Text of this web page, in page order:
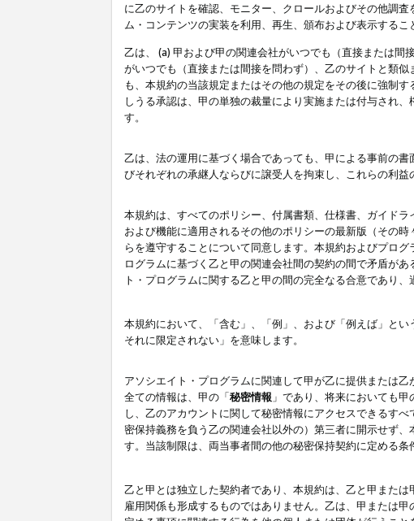
に乙のサイトを確認、モニター、クロールおよびその他調
ム・コンテンツの実装を利用、再生、頒布および表示する
乙は、 (a) 甲および甲の関連会社がいつでも（直接または
がいつでも（直接または間接を問わず）、乙のサイトと類
も、本規約の当該規定またはその他の規定をその後に強制
しうる承認は、甲の単独の裁量により実施または付与され
す。
乙は、法の運用に基づく場合であっても、甲による事前の
びそれぞれの承継人ならびに譲受人を拘束し、これらの利
本規約は、すべてのポリシー、付属書類、仕様書、ガイド
および機能に適用されるその他のポリシーの最新版（その
らを遵守することについて同意します。本規約およびプロ
ログラムに基づく乙と甲の関連会社間の契約の間で矛盾が
ト・プログラムに関する乙と甲の間の完全なる合意であり
本規約において、「含む」、「例」、および「例えば」と
それに限定されない」を意味します。
アソシエイト・プログラムに関連して甲が乙に提供または
全ての情報は、甲の「秘密情報 」であり、将来においても
し、乙のアカウントに関して秘密情報にアクセスできるす
密保持義務を負う乙の関連会社以外の）第三者に開示せず
す。当該制限は、両当事者間の他の秘密保持契約に定める
乙と甲とは独立した契約者であり、本規約は、乙と甲また
雇用関係も形成するものではありません。乙は、甲または